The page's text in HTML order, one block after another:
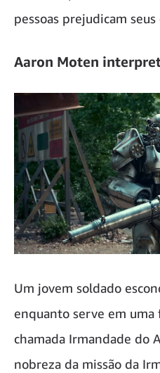
pessoas prejudicam
Aaron Moten
Um jovem soldado
enquanto serve em uma
chamada Irmandade do
nobreza da missão da